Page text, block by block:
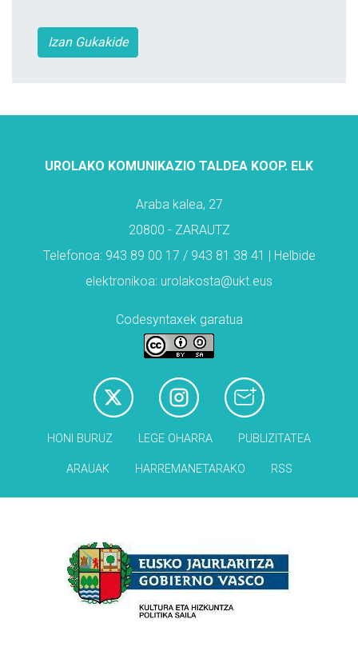
Izan Gukakide
UROLAKO KOMUNIKAZIO TALDEA KOOP. ELK
Araba kalea, 27
20800 - ZARAUTZ
Telefonoa: 943 89 00 17 / 943 81 38 41 | Helbide
elektronikoa: urolakosta@ukt.eus
Codesyntaxek garatua
HONI BURUZ LEGE OHARRA PUBLIZITATEA
ARAUAK HARREMANETARAKO RSS